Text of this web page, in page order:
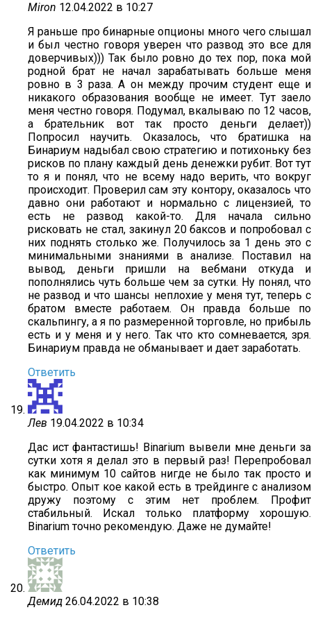
Miron 12.04.2022 в 10:27
Я раньше про бинарные опционы много чего слышал
и был честно говоря уверен что развод это все для
доверчивых))) Так было ровно до тех пор, пока мой
родной брат не начал зарабатывать больше меня
ровно в 3 раза. А он между прочим студент еще и
никакого образования вообще не имеет. Тут заело
меня честно говоря. Подумал, вкалываю по 12 часов,
а брательник вот так просто деньги делает))
Попросил научить. Оказалось, что братишка на
Бинариум надыбал свою стратегию и потихоньку без
рисков по плану каждый день денежки рубит. Вот тут
то я и понял, что не всему надо верить, что вокруг
происходит. Проверил сам эту контору, оказалось что
давно они работают и нормально с лицензией, то
есть не развод какой-то. Для начала сильно
рисковать не стал, закинул 20 баксов и попробовал с
них поднять столько же. Получилось за 1 день это с
минимальными знаниями в анализе. Поставил на
вывод, деньги пришли на вебмани откуда и
пополнялись чуть больше чем за сутки. Ну понял, что
не развод и что шансы неплохие у меня тут, теперь с
братом вместе работаем. Он правда больше по
скальпингу, а я по размеренной торговле, но прибыль
есть и у меня и у него. Так что кто сомневается, зря.
Бинариум правда не обманывает и дает заработать.
Ответить
Лев 19.04.2022 в 10:34
Дас ист фантастишь! Binarium вывели мне деньги за
сутки хотя я делал это в первый раз! Перепробовал
как минимум 10 сайтов нигде не было так просто и
быстро. Опыт кое какой есть в трейдинге с анализом
дружу поэтому с этим нет проблем. Профит
стабильный. Искал только платформу хорошую.
Binarium точно рекомендую. Даже не думайте!
Ответить
Демид 26.04.2022 в 10:38